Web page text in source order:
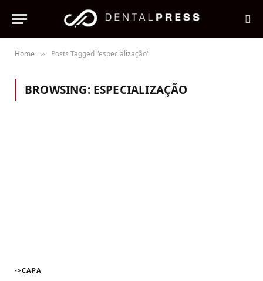
Home » Posts Tagged "especialização"
BROWSING: ESPECIALIZAÇÃO
->CAPA